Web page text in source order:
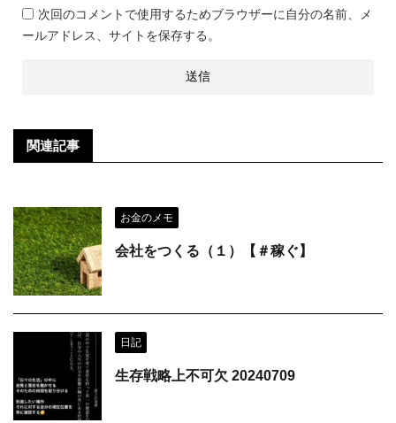
次回のコメントで使用するためブラウザーに自分の名前、メ
ールアドレス、サイトを保存する。
関連記事
お金のメモ
会社をつくる（１）【＃稼ぐ】
日記
生存戦略上不可欠 20240709